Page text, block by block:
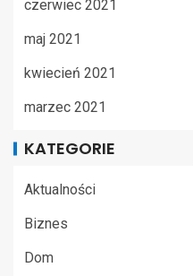
czerwiec 2021
maj 2021
kwiecień 2021
marzec 2021
KATEGORIE
Aktualności
Biznes
Dom